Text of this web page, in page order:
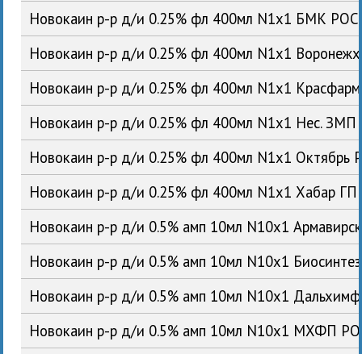
Новокаин р-р д/и 0.25% фл 400мл N1x1 БМК РОС
Новокаин р-р д/и 0.25% фл 400мл N1x1
Новокаин р-р д/и 0.25% фл 400мл N1x1
Новокаин р-р д/и 0.25% фл 400мл N1x1 Нес.
Новокаин р-р д/и 0.25% фл 400мл N1x1 Октябрь
Новокаин р-р д/и 0.25% фл 400мл N1x1 Хабар
Новокаин р-р д/и 0.5% амп 10мл N10x1
Новокаин р-р д/и 0.5% амп 10мл N10x1
Новокаин р-р д/и 0.5% амп 10мл N10x1
Новокаин р-р д/и 0.5% амп 10мл N10x1 МХФП